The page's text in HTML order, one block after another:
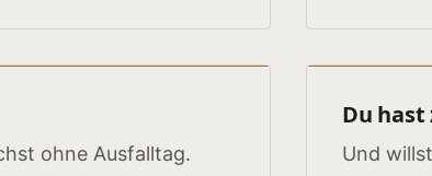
ohne Ausfalltag.
Du
Und